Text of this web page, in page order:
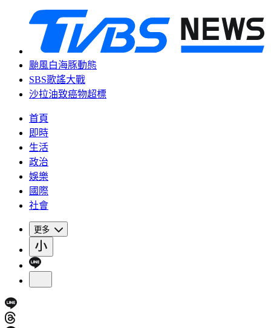
颱風白海豚動態
SBS歌謠大戰
沙拉油致癌物超標
首頁
即時
生活
政治
娛樂
國際
社會
更多